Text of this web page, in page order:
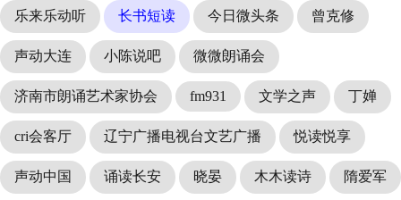
乐来乐动听 长书短读 今日微头条 曾克修
声动大连 小陈说吧 微微朗诵会
济南市朗诵艺术家协会 fm931 文学之声 丁婵
cri会客厅 辽宁广播电视台文艺广播 悦读悦享
声动中国 诵读长安 晓晏 木木读诗 隋爱军